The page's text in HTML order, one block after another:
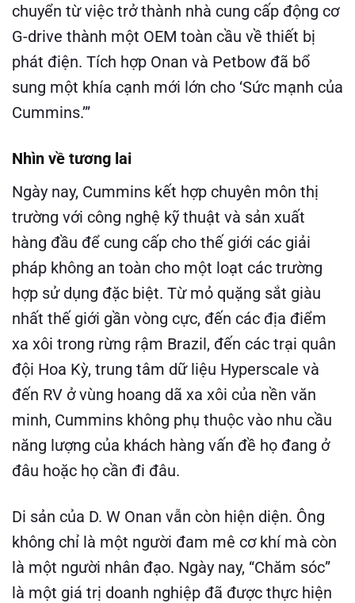
chuyển từ việc trở thành nhà cung cấp động cơ
G-drive thành một OEM toàn cầu về thiết bị
phát điện. Tích hợp Onan và Petbow đã bổ
sung một khía cạnh mới lớn cho ‘Sức mạnh của
Cummins.’”
Nhìn về tương lai
Ngày nay, Cummins kết hợp chuyên môn thị
trường với công nghệ kỹ thuật và sản xuất
hàng đầu để cung cấp cho thế giới các giải
pháp không an toàn cho một loạt các trường
hợp sử dụng đặc biệt. Từ mỏ quặng sắt giàu
nhất thế giới gần vòng cực, đến các địa điểm
xa xôi trong rừng rậm Brazil, đến các trại quân
đội Hoa Kỳ, trung tâm dữ liệu Hyperscale và
đến RV ở vùng hoang dã xa xôi của nền văn
minh, Cummins không phụ thuộc vào nhu cầu
năng lượng của khách hàng vấn đề họ đang ở
đâu hoặc họ cần đi đâu.
Di sản của D. W Onan vẫn còn hiện diện. Ông
không chỉ là một người đam mê cơ khí mà còn
là một người nhân đạo. Ngày nay, “Chăm sóc”
là một giá trị doanh nghiệp đã được thực hiện